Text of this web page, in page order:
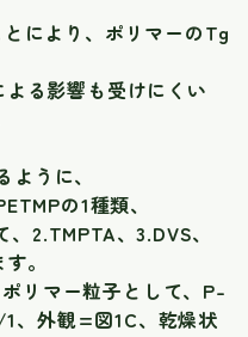
により、ポリマーのTg
る影響も受けにくい
うに、
の1種類、
2.TMPTA、3.DVS、
。
リマー粒子として、P-
、外観=図1C、乾燥状